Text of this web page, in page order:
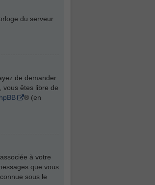
du serveur
de demander
vous êtes libre de
® (en
à votre
que vous
sous le